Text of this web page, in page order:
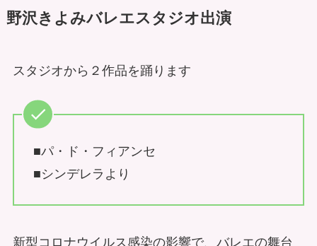
野沢きよみバレエスタジオ出演
スタジオから２作品を踊ります
■パ・ド・フィアンセ
■シンデレラより
新型コロナウイルス感染の影響で、バレエの舞台